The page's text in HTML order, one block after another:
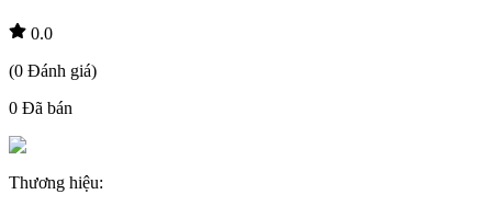
0.0
(0 Đánh giá)
0 Đã bán
Thương hiệu: